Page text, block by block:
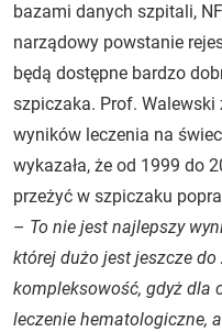
bazami danych szpitali,
narządowy powstanie
będą dostępne bardzo
szpiczaka. Prof. Walewski
wyników leczenia na
wykazała, że od 1999 do
przeżyć w szpiczaku
– To nie jest najlepszy
której dużo jest jeszcze
kompleksowość, gdyż dla
leczenie hematologiczne,